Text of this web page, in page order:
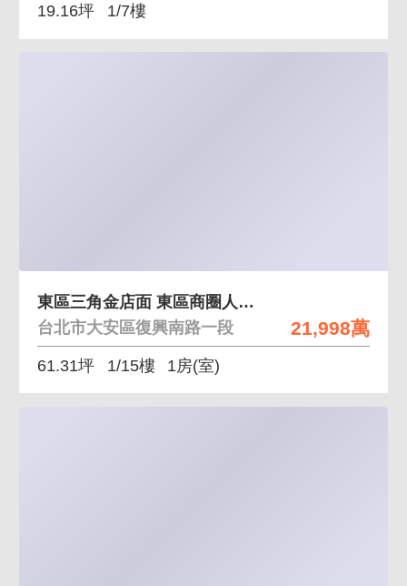
19.16坪 1/7樓
21,998萬
東區三角金店面 東區商圈人潮三角金店面
台北市大安區復興南路一段
61.31坪 1/15樓 1房(室)